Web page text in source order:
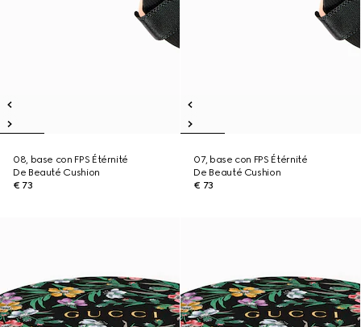
08, base con FPS Étérnité
De Beauté Cushion
€ 73
07, base con FPS Étérnité
De Beauté Cushion
€ 73